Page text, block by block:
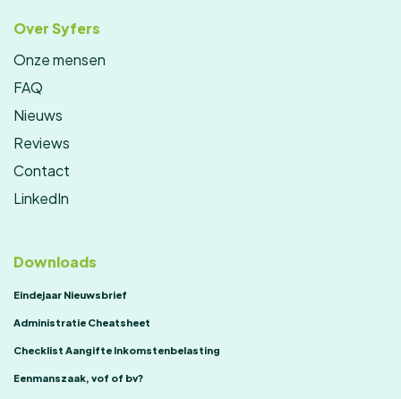
Over Syfers
Onze mensen
FAQ
Nieuws
Reviews
Contact
LinkedIn
Downloads
Eindejaar Nieuwsbrief
Administratie Cheatsheet
Checklist Aangifte Inkomstenbelasting
Eenmanszaak, vof of bv?